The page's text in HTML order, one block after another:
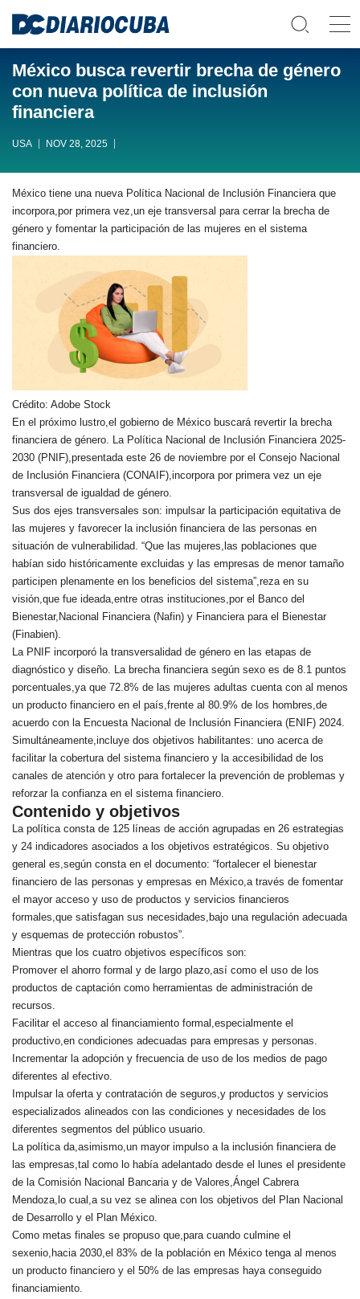
México busca revertir brecha de género
con nueva política de inclusión
financiera
USA NOV 28, 2025
México tiene una nueva Política Nacional de Inclusión Financiera que
incorpora,por primera vez,un eje transversal para cerrar la brecha de
género y fomentar la participación de las mujeres en el sistema
financiero.
Crédito: Adobe Stock
En el próximo lustro,el gobierno de México buscará revertir la brecha
financiera de género. La Política Nacional de Inclusión Financiera 2025-
2030 (PNIF),presentada este 26 de noviembre por el Consejo Nacional
de Inclusión Financiera (CONAIF),incorpora por primera vez un eje
transversal de igualdad de género.
Sus dos ejes transversales son: impulsar la participación equitativa de
las mujeres y favorecer la inclusión financiera de las personas en
situación de vulnerabilidad. “Que las mujeres,las poblaciones que
habían sido históricamente excluidas y las empresas de menor tamaño
participen plenamente en los beneficios del sistema”,reza en su
visión,que fue ideada,entre otras instituciones,por el Banco del
Bienestar,Nacional Financiera (Nafin) y Financiera para el Bienestar
(Finabien).
La PNIF incorporó la transversalidad de género en las etapas de
diagnóstico y diseño. La brecha financiera según sexo es de 8.1 puntos
porcentuales,ya que 72.8% de las mujeres adultas cuenta con al menos
un producto financiero en el país,frente al 80.9% de los hombres,de
acuerdo con la Encuesta Nacional de Inclusión Financiera (ENIF) 2024.
Simultáneamente,incluye dos objetivos habilitantes: uno acerca de
facilitar la cobertura del sistema financiero y la accesibilidad de los
canales de atención y otro para fortalecer la prevención de problemas y
reforzar la confianza en el sistema financiero.
Contenido y objetivos
La política consta de 125 líneas de acción agrupadas en 26 estrategias
y 24 indicadores asociados a los objetivos estratégicos. Su objetivo
general es,según consta en el documento: “fortalecer el bienestar
financiero de las personas y empresas en México,a través de fomentar
el mayor acceso y uso de productos y servicios financieros
formales,que satisfagan sus necesidades,bajo una regulación adecuada
y esquemas de protección robustos”.
Mientras que los cuatro objetivos específicos son:
Promover el ahorro formal y de largo plazo,así como el uso de los
productos de captación como herramientas de administración de
recursos.
Facilitar el acceso al financiamiento formal,especialmente el
productivo,en condiciones adecuadas para empresas y personas.
Incrementar la adopción y frecuencia de uso de los medios de pago
diferentes al efectivo.
Impulsar la oferta y contratación de seguros,y productos y servicios
especializados alineados con las condiciones y necesidades de los
diferentes segmentos del público usuario.
La política da,asimismo,un mayor impulso a la inclusión financiera de
las empresas,tal como lo había adelantado desde el lunes el presidente
de la Comisión Nacional Bancaria y de Valores,Ángel Cabrera
Mendoza,lo cual,a su vez se alinea con los objetivos del Plan Nacional
de Desarrollo y el Plan México.
Como metas finales se propuso que,para cuando culmine el
sexenio,hacia 2030,el 83% de la población en México tenga al menos
un producto financiero y el 50% de las empresas haya conseguido
financiamiento.